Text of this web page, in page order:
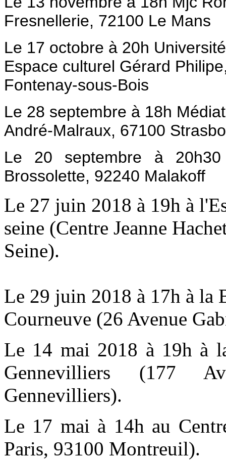
Fresnellerie, 72100 Le Mans
Le 17 octobre à 20h
Espace culturel Gérard
Fontenay-sous-Bois
Le 28 septembre à 18h
André-Malraux, 67100
Le 20 septembre à
Brossolette, 92240 Malakoff
Le 27 juin 2018 à 19h à
seine (Centre Jeanne
Seine).
Le 29 juin 2018 à 17h à la
Courneuve (26 Avenue
Le 14 mai 2018 à 19h à
Gennevilliers (177
Gennevilliers).
Le 17 mai à 14h au
Paris, 93100 Montreuil).